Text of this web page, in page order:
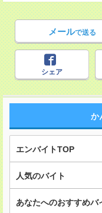
メールで送る
シェア
か
エンバイトTOP
人気のバイト
あなたへのおすすめバ